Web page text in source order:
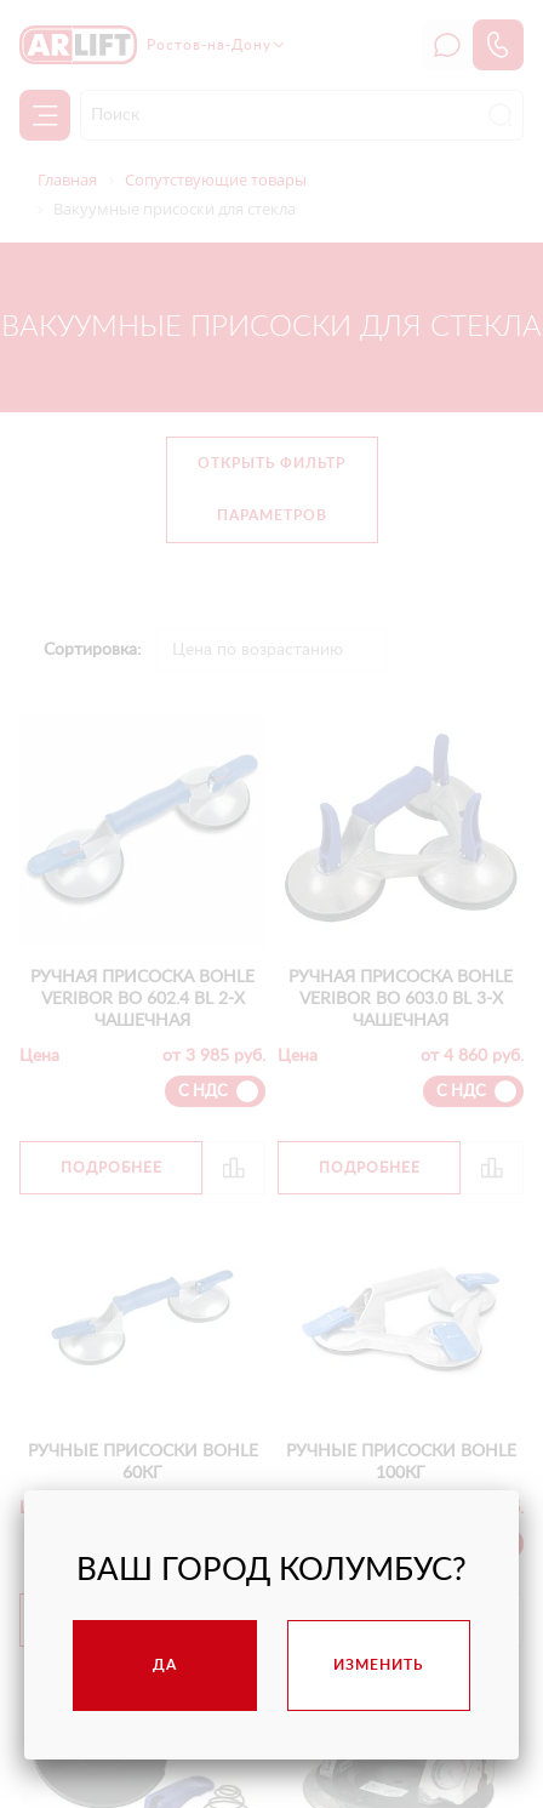
Ростов-на-Дону
Главная
Сопутствующие товары
Вакуумные присоски для стекла
ВАКУУМНЫЕ ПРИСОСКИ ДЛЯ СТЕКЛА
ОТКРЫТЬ ФИЛЬТР
ПАРАМЕТРОВ
Сортировка:
РУЧНАЯ ПРИСОСКА BOHLE
VERIBOR ВО 602.4 BL 2-Х
ЧАШЕЧНАЯ
Цена от 3 985 руб.
С НДС
ПОДРОБНЕЕ
РУЧНАЯ ПРИСОСКА BOHLE
VERIBOR ВО 603.0 BL 3-Х
ЧАШЕЧНАЯ
Цена от 4 860 руб.
С НДС
ПОДРОБНЕЕ
РУЧНЫЕ ПРИСОСКИ BOHLE
60КГ
Цена
ПОДРОБНЕЕ
РУЧНЫЕ ПРИСОСКИ BOHLE
100КГ
от 11 050 руб.
ПОДРОБНЕЕ
ВАШ ГОРОД КОЛУМБУС?
ДА ИЗМЕНИТЬ